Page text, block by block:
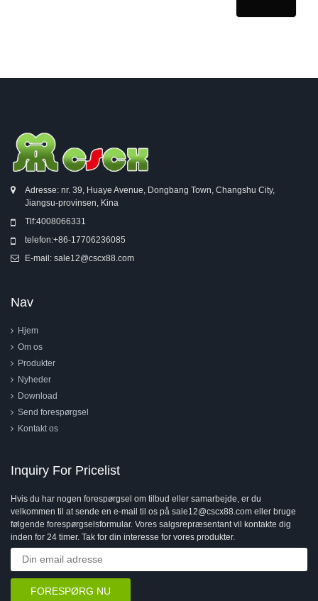
Adresse: nr. 39, Huaye Avenue, Dongbang Town, Changshu City,
Jiangsu-provinsen, Kina
Tlf:4008066331
telefon:+86-17706236085
E-mail: sale12@cscx88.com
Nav
Hjem
Om os
Produkter
Nyheder
Download
Send forespørgsel
Kontakt os
Inquiry For Pricelist
Hvis du har nogen forespørgsel om tilbud eller samarbejde, er du
velkommen til at sende en e-mail til os på sale12@cscx88.com eller bruge
følgende forespørgselsformular. Vores salgsrepræsentant vil kontakte dig
inden for 24 timer. Tak for din interesse for vores produkter.